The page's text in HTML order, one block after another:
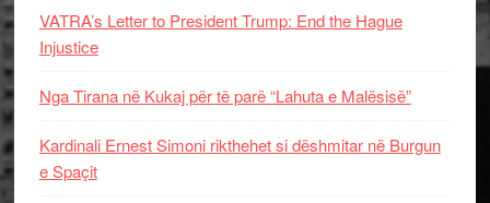
VATRA’s Letter to President Trump: End the Hague
Injustice
Nga Tirana në Kukaj për të parë “Lahuta e Malësisë”
Kardinali Ernest Simoni rikthehet si dëshmitar në Burgun
e Spaçit